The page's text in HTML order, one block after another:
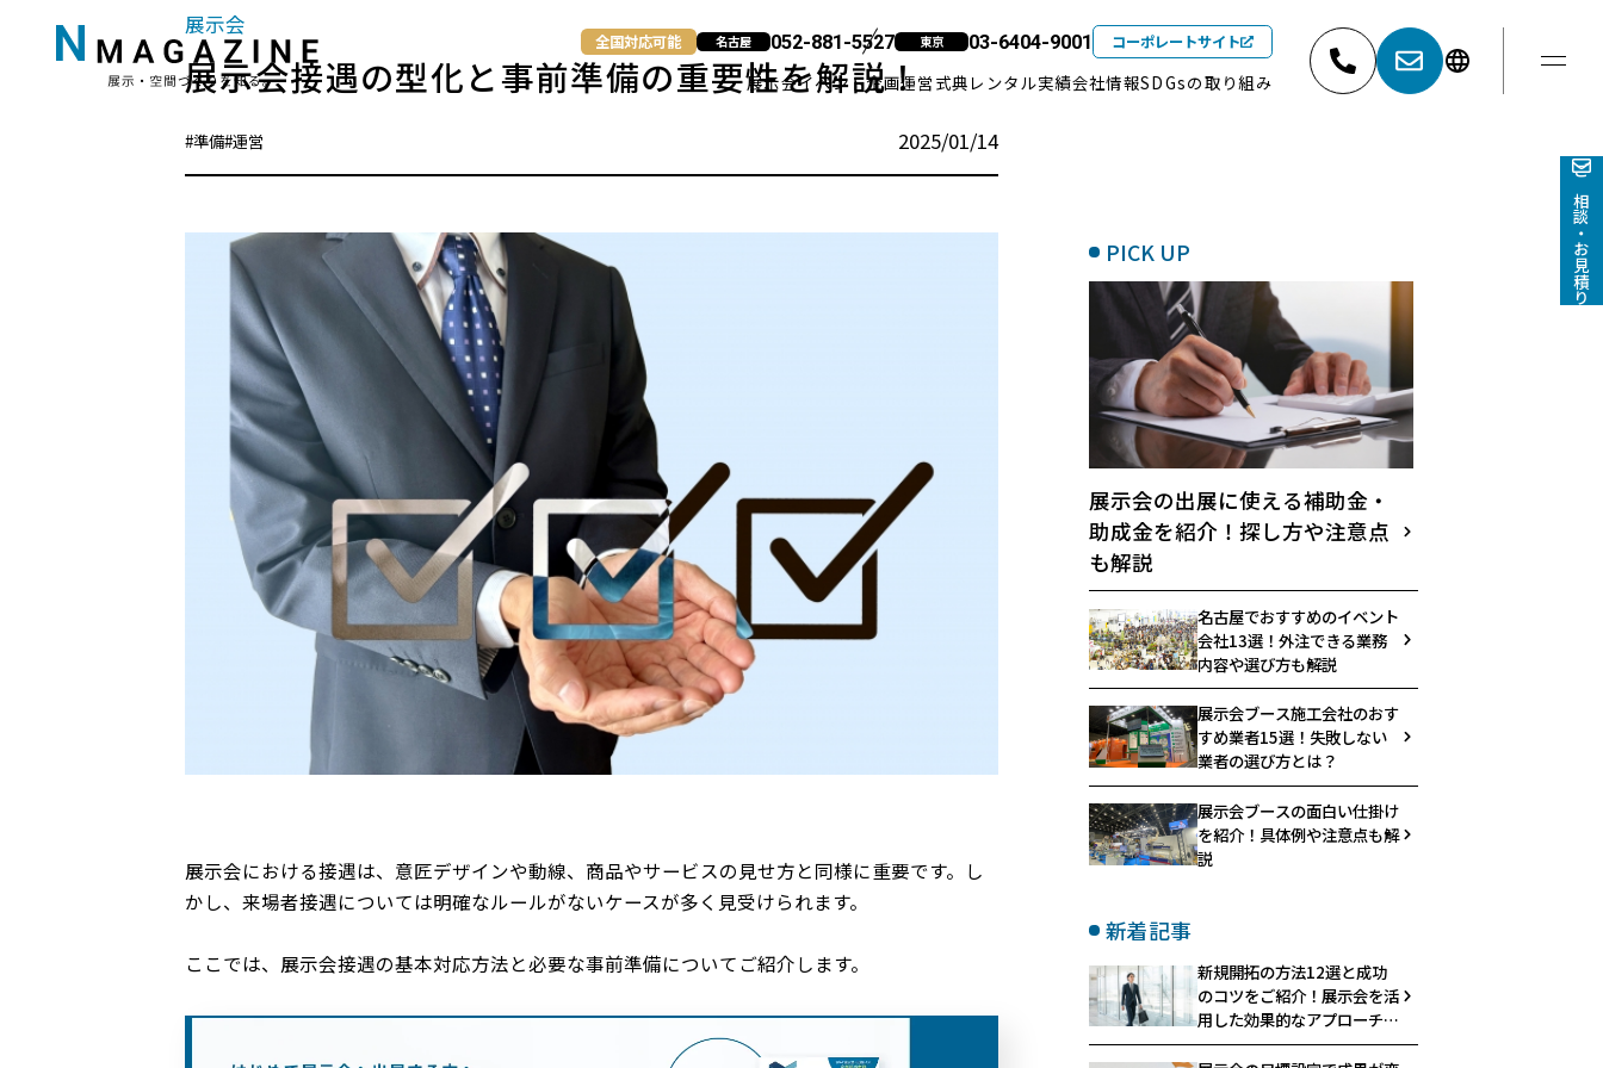
全国対応可能 名古屋 052-881-5527 東京 03-6404-9001 コーポレートサイト
展示会イベント企画運営 式典 レンタル実績会社情報SDGsの取り組み
展示会
展示会接遇の型化と事前準備の重要性を解説！
#準備#運営 2025/01/14
展示会における接遇は、意匠デザインや動線、商品やサービスの見せ方と同様に重要です。し
かし、来場者接遇については明確なルールがないケースが多く見受けられます。
ここでは、展示会接遇の基本対応方法と必要な事前準備についてご紹介します。
PICK UP
展示会の出展に使える補助金・
助成金を紹介！探し方や注意点
も解説
名古屋でおすすめのイベント
会社13選！外注できる業務
内容や選び方も解説
展示会ブース施工会社のおす
すめ業者15選！失敗しない
業者の選び方とは？
展示会ブースの面白い仕掛け
を紹介！具体例や注意点も解
説
新着記事
新規開拓の方法12選と成功
のコツをご紹介！展示会を活
用した効果的なアプローチと
は
ご相談・お見積り